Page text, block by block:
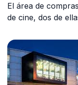
El área de
de cine, dos de